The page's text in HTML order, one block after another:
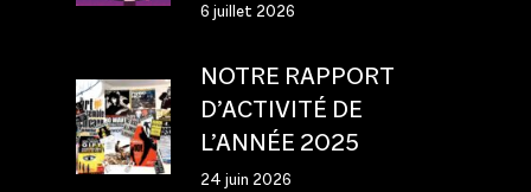
6 juillet 2026
NOTRE RAPPORT
D’ACTIVITÉ DE
L’ANNÉE 2025
24 juin 2026